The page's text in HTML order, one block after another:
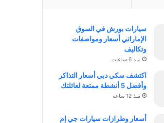
سيارات بورش في السوق
الإماراتي أسعار ومواصفات
وتكاليف
منذ 6 ساعات
اكتشف سكي دبي أسعار التذاكر
وأفضل 5 أنشطة ممتعة لعائلتك
منذ 12 ساعة
أسعار وطرازات سيارات جي إم